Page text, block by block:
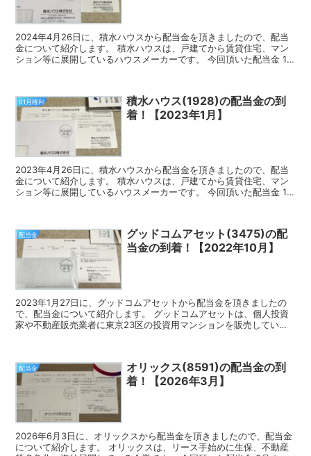
2024年4月26日に、積水ハウスから配当金を頂きましたので、配当
金について紹介します。 積水ハウスは、戸建てから賃貸住宅、マン
ション等に展開しているハウスメーカーです。 今回頂いた配当金 1
01月権利
積水ハウス(1928)の配当金の到
着！【2023年1月】
2023年4月26日に、積水ハウスから配当金を頂きましたので、配当
金について紹介します。 積水ハウスは、戸建てから賃貸住宅、マン
ション等に展開しているハウスメーカーです。 今回頂いた配当金 1
配当金
グッドコムアセット(3475)の配
当金の到着！【2022年10月】
2023年1月27日に、グッドコムアセットから配当金を頂きましたの
で、配当金について紹介します。 グッドコムアセットは、個人投資
家や不動産販売業者に東京23区の投資用マンションを販売している
配当金
オリックス(8591)の配当金の到
着！【2026年3月】
2026年6月3日に、オリックスから配当金を頂きましたので、配当金
について紹介します。 オリックスは、リース手始めに生保、不動産